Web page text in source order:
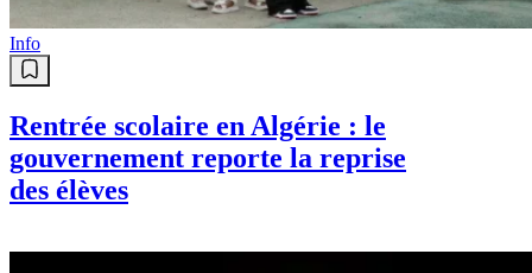
Info
Rentrée scolaire en Algérie : le
gouvernement reporte la reprise
des élèves